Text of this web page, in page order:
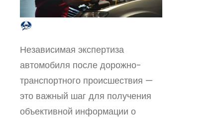
Независимая экспертиза
автомобиля после дорожно-
транспортного происшествия —
это важный шаг для получения
объективной информации о